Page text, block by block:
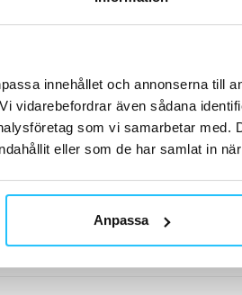
innehållet och annonserna till
vidarebefordrar även sådana
som vi samarbetar med.
eller som de har samlat in
Anpassa